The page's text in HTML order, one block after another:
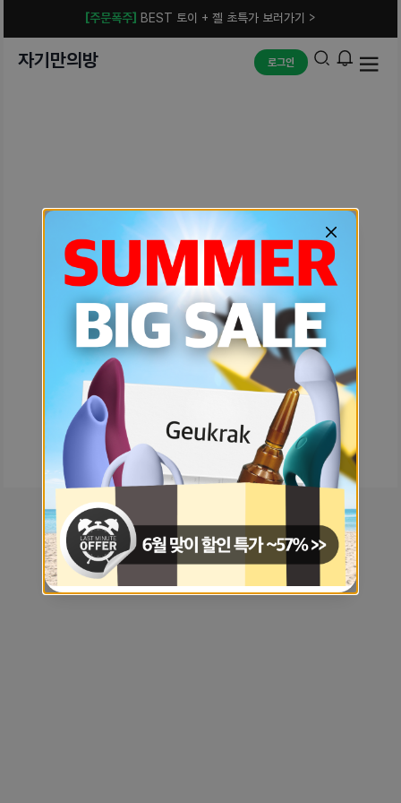
[주문폭주] BEST 토이 + 젤 초특가 보러가기 >
자기만의방 로그인
예상치 못한 에러입니다.